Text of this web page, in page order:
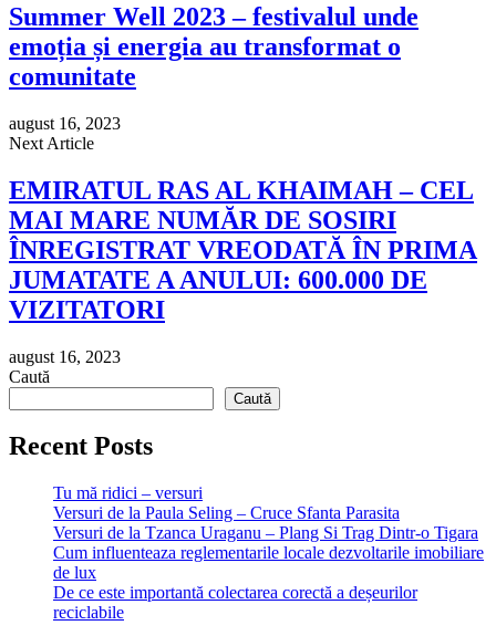
Summer Well 2023 – festivalul unde
emoția și energia au transformat o
comunitate
august 16, 2023
Next Article
EMIRATUL RAS AL KHAIMAH – CEL
MAI MARE NUMĂR DE SOSIRI
ÎNREGISTRAT VREODATĂ ÎN PRIMA
JUMATATE A ANULUI: 600.000 DE
VIZITATORI
august 16, 2023
Caută
Caută
Recent Posts
Tu mă ridici – versuri
Versuri de la Paula Seling – Cruce Sfanta Parasita
Versuri de la Tzanca Uraganu – Plang Si Trag Dintr-o Tigara
Cum influenteaza reglementarile locale dezvoltarile imobiliare
de lux
De ce este importantă colectarea corectă a deșeurilor
reciclabile